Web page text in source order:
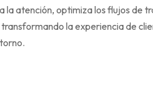
la atención, optimiza los flujos de
la experiencia de